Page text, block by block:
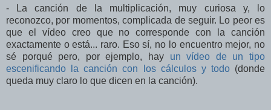
- La canción de la multiplicación, muy curiosa y, lo
reconozco, por momentos, complicada de seguir. Lo peor es
que el vídeo creo que no corresponde con la canción
exactamente o está... raro. Eso sí, no lo encuentro mejor, no
sé porqué pero, por ejemplo, hay un vídeo de un tipo
escenificando la canción con los cálculos y todo(donde
queda muy claro lo que dicen en la canción).